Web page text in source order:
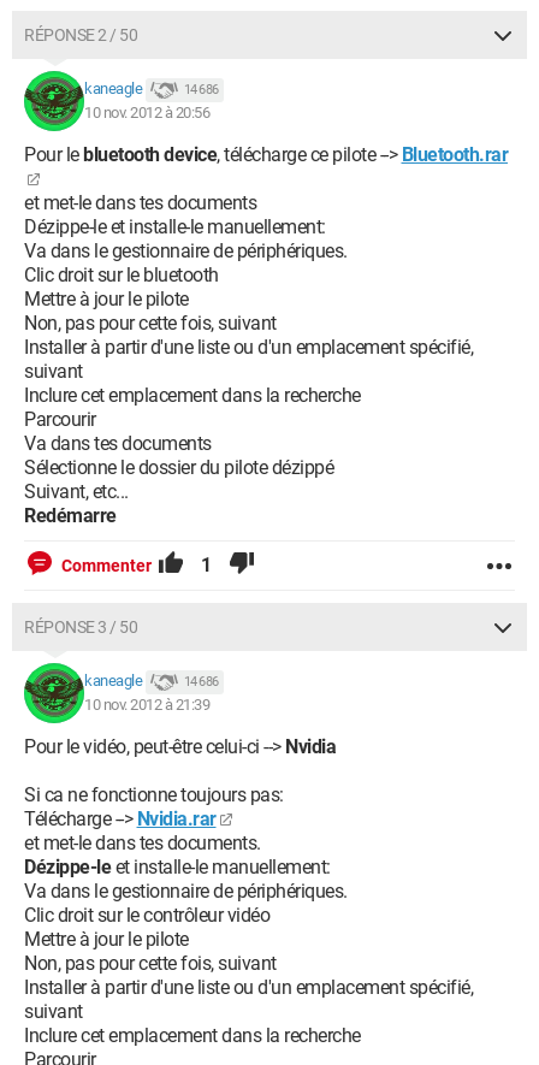
RÉPONSE 2 / 50
kaneagle 14 686
10 nov. 2012 à 20:56
Pour lebluetooth device, télécharge ce pilote --> Bluetooth.rar
et met-le dans tes documents
Dézippe-le et installe-le manuellement:
Va dans le gestionnaire de périphériques.
Clic droit sur le bluetooth
Mettre à jour le pilote
Non, pas pour cette fois, suivant
Installer à partir d'une liste ou d'un emplacement spécifié,
suivant
Inclure cet emplacement dans la recherche
Parcourir
Va dans tes documents
Sélectionne le dossier du pilote dézippé
Suivant, etc...
Redémarre
Commenter 1
RÉPONSE 3 / 50
kaneagle 14 686
10 nov. 2012 à 21:39
Pour le vidéo, peut-être celui-ci -->Nvidia
Si ca ne fonctionne toujours pas:
Télécharge --> Nvidia.rar
et met-le dans tes documents.
Dézippe-leet installe-le manuellement:
Va dans le gestionnaire de périphériques.
Clic droit sur le contrôleur vidéo
Mettre à jour le pilote
Non, pas pour cette fois, suivant
Installer à partir d'une liste ou d'un emplacement spécifié,
suivant
Inclure cet emplacement dans la recherche
Parcourir